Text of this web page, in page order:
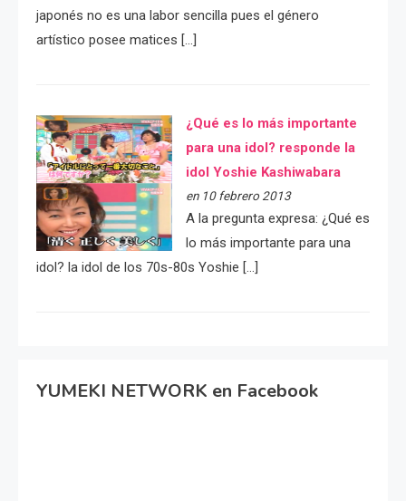
japonés no es una labor sencilla pues el género
artístico posee matices […]
¿Qué es lo más importante
para una idol? responde la
idol Yoshie Kashiwabara
en 10 febrero 2013
A la pregunta expresa: ¿Qué es
lo más importante para una
idol? la idol de los 70s-80s Yoshie […]
YUMEKI NETWORK en Facebook